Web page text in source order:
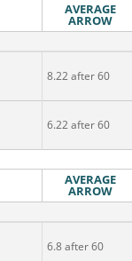
AVERAGE
ARROW
8.22 after 60
6.22 after 60
AVERAGE
ARROW
6.8 after 60